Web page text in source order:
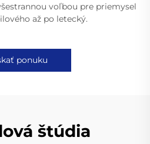
voľbou pre priemysel
až po letecký.
ponuku
štúdia